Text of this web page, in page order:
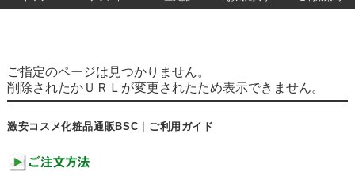
ご指定のページは見つかりません。
削除されたかＵＲＬが変更されたため表示できません。
激安コスメ化粧品通販BSC｜ご利用ガイド